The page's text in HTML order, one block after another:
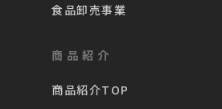
食品卸売事業
商品紹介
商品紹介TOP